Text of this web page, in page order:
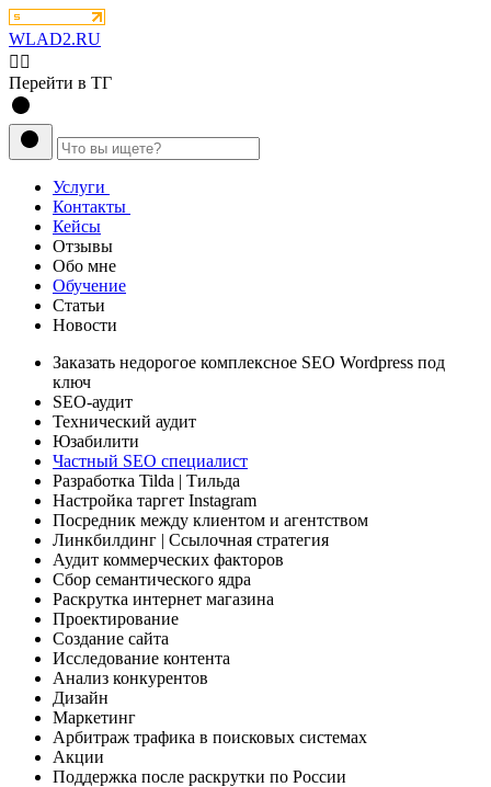
WLAD2.RU
💁‍♂️
Перейти в ТГ
Услуги
Контакты
Кейсы
Отзывы
Обо мне
Обучение
Статьи
Новости
Заказать недорогое комплексное SEO Wordpress под
ключ
SEO-аудит
Технический аудит
Юзабилити
Частный SEO специалист
Разработка Tilda | Тильда
Настройка таргет Instagram
Посредник между клиентом и агентством
Линкбилдинг | Ссылочная стратегия
Аудит коммерческих факторов
Сбор семантического ядра
Раскрутка интернет магазина
Проектирование
Создание сайта
Исследование контента
Анализ конкурентов
Дизайн
Маркетинг
Арбитраж трафика в поисковых системах
Акции
Поддержка после раскрутки по России